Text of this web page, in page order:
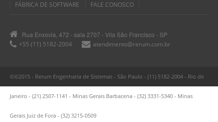
FÁBRICA DE SOFTWARE
FALE CONOSCO
Rua Enxovia, 472 - sala 2707 - Vila São Francisco - SP
+55 (11) 5182-2004
atendimento@rerum.com.br
©©2015 - Rerum Engenharia de Sistemas - São Paulo - (11) 5182-2004 - Rio de
Janeiro - (21) 2507-1141 - Minas Gerais Barbacena - (32) 3331-5340 - Minas
Gerais Juiz de Fora - (32) 3215-0509